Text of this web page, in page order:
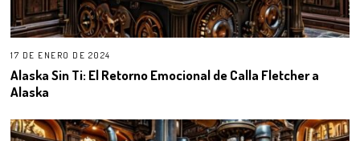
17 DE ENERO DE 2024
Alaska Sin Ti: El Retorno Emocional de Calla Fletcher a
Alaska